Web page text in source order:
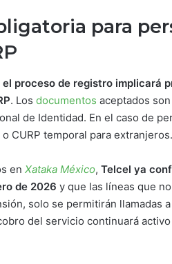
para
el proceso de registro implicará
. Los documentos aceptados
de Identidad. En el caso de
CURP temporal para extranjeros.
en Xataka México, Telcel ya
de 2026 y que las líneas que
solo se permitirán llamadas
del servicio continuará